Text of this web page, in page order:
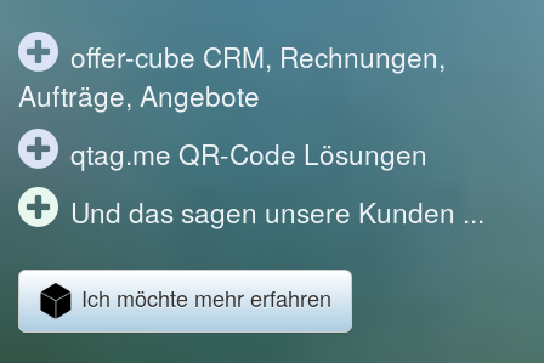
offer-cube CRM, Rechnungen,
Aufträge, Angebote
qtag.me QR-Code Lösungen
Und das sagen unsere Kunden ...
Ich möchte mehr erfahren